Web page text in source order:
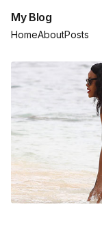
My Blog
HomeAboutPosts